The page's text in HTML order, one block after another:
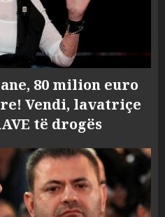
80 milion euro
Vendi, lavatriçe
të drogës